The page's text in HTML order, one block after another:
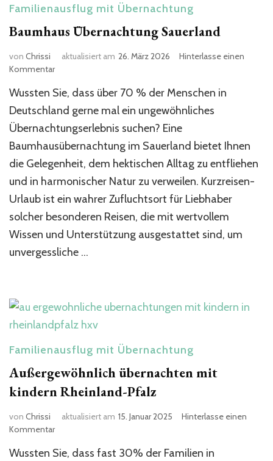
Familienausflug mit Übernachtung
Baumhaus Übernachtung Sauerland
von Chrissi aktualisiert am 26. März 2026
Hinterlasse einen
Kommentarzu
Übernachtung
Sauerland
Wussten Sie, dass über 70 % der Menschen in
Deutschland gerne mal ein ungewöhnliches
Übernachtungserlebnis suchen? Eine
Baumhausübernachtung im Sauerland bietet Ihnen
die Gelegenheit, dem hektischen Alltag zu entfliehen
und in harmonischer Natur zu verweilen. Kurzreisen-
Urlaub ist ein wahrer Zufluchtsort für Liebhaber
solcher besonderen Reisen, die mit wertvollem
Wissen und Unterstützung ausgestattet sind, um
unvergessliche …
Familienausflug mit Übernachtung
Außergewöhnlich übernachten mit
kindern Rheinland-Pfalz
von Chrissi aktualisiert am 15. Januar 2025
Hinterlasse einen
Kommentarzu
übernachten
Wussten Sie, dass fast 30% der Familien in